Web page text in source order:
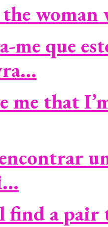
me que
me that
find a pair